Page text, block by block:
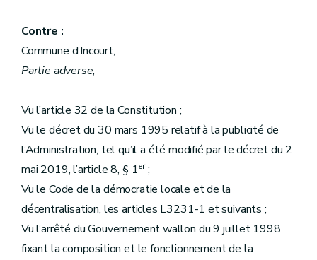
Contre :
Commune d’Incourt,
Partie adverse,
Vu l’article 32 de la Constitution ;
Vu le décret du 30 mars 1995 relatif à la publicité de
l’Administration, tel qu’il a été modifié par le décret du 2
mai 2019, l’article 8, § 1er;
Vu le Code de la démocratie locale et de la
décentralisation, les articles L3231-1 et suivants ;
Vu l’arrêté du Gouvernement wallon du 9 juillet 1998
fixant la composition et le fonctionnement de la